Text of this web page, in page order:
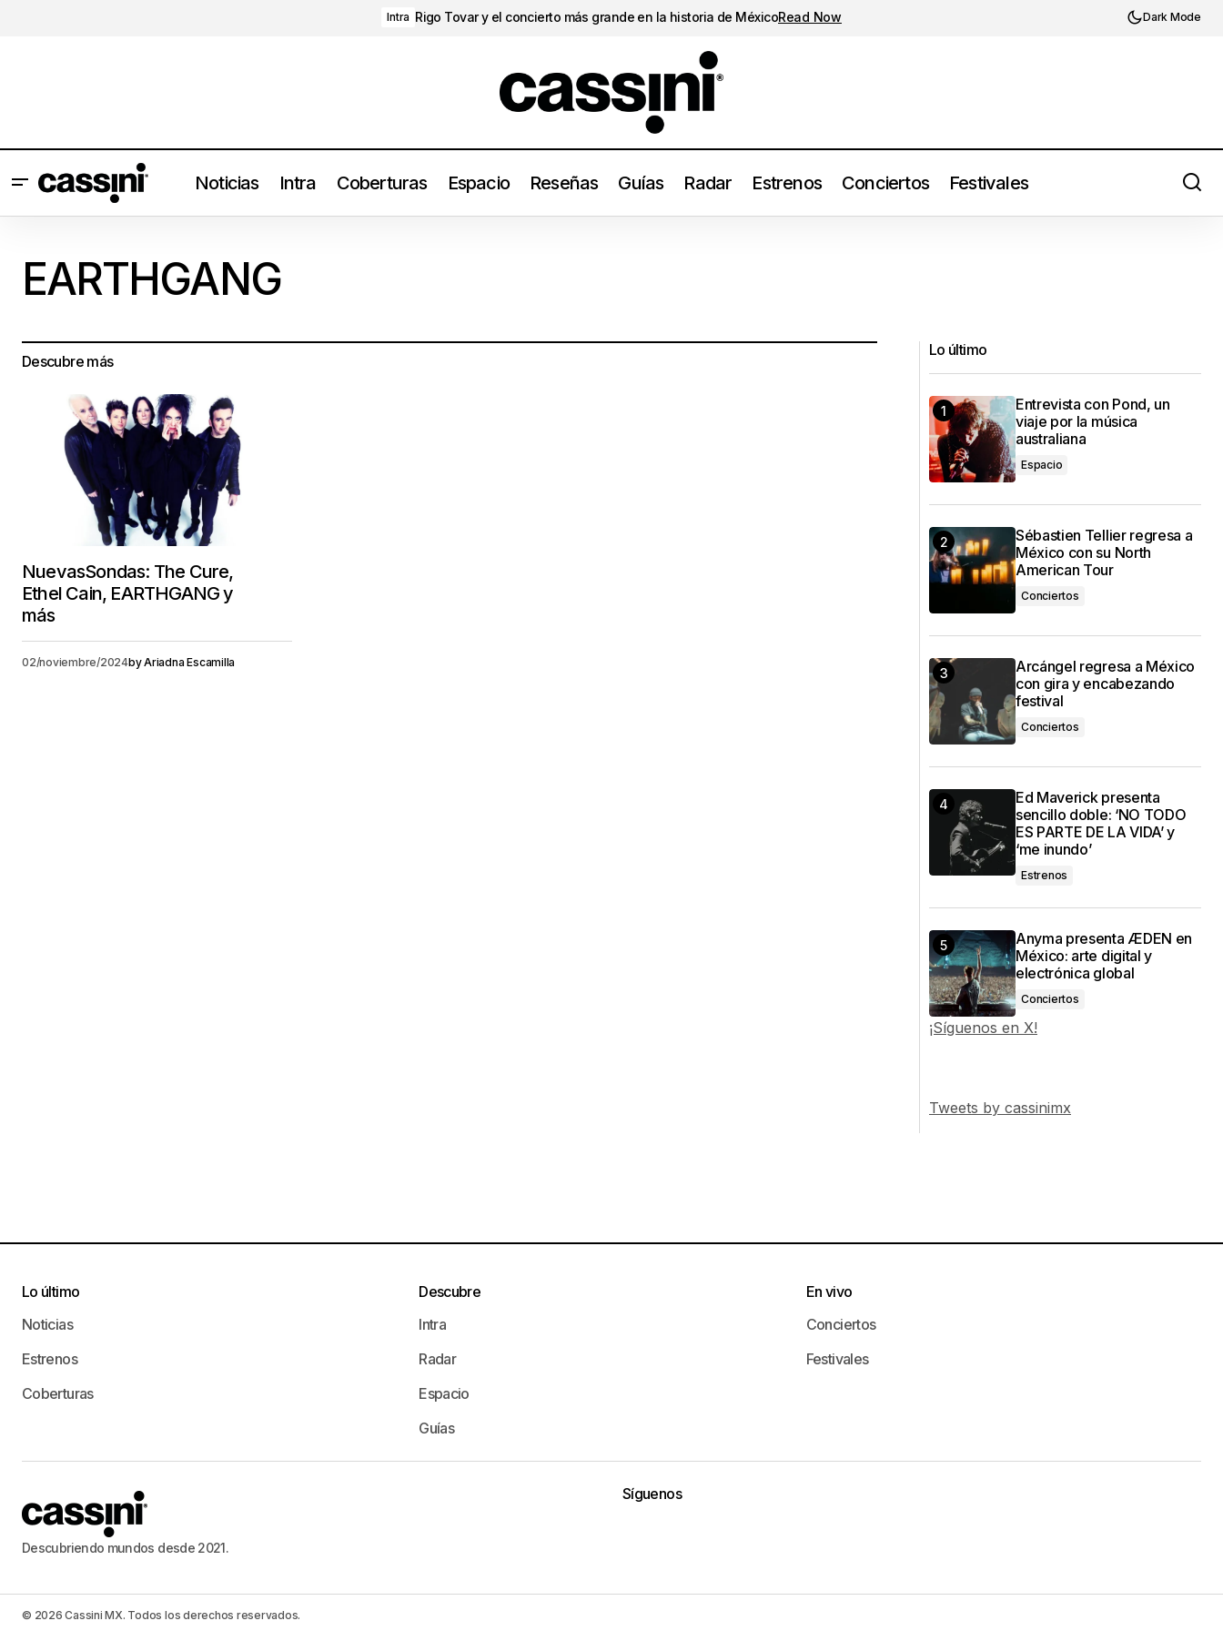
Intra Rigo Tovar y el concierto más grande en la historia de MéxicoRead Now Dark Mode
Noticias Intra Coberturas Espacio Reseñas Guías Radar Estrenos Conciertos Festivales
EARTHGANG
Descubre más
NuevasSondas: The Cure,
Ethel Cain, EARTHGANG y
más
02/noviembre/2024byAriadna Escamilla
Lo último
Entrevista con Pond, un
viaje por la música
australiana
Espacio
Sébastien Tellier regresa a
México con su North
American Tour
Conciertos
Arcángel regresa a México
con gira y encabezando
festival
Conciertos
Ed Maverick presenta
sencillo doble: ‘NO TODO
ES PARTE DE LA VIDA’ y
‘me inundo’
Estrenos
Anyma presenta ÆDEN en
México: arte digital y
electrónica global
Conciertos
¡Síguenos en X!
Tweets by cassinimx
Descubriendo mundos desde 2021.
Lo último
Noticias
Estrenos
Coberturas
Descubre
Intra
Radar
Espacio
Guías
En vivo
Conciertos
Festivales
Síguenos
© 2026 Cassini MX. Todos los derechos reservados.